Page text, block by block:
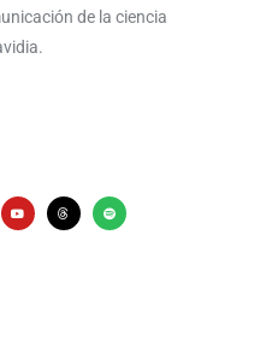
de la ciencia